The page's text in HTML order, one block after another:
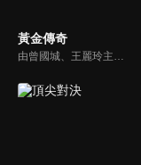
黃金傳奇
由曾國城、王麗玲主持，許多人記憶中的經典外景綜藝節目之一。每次闖關成功的隊伍，可獲得藏寶圖；拼湊出完整藏寶圖者，可憑著藏寶圖提示至寶箱放置處；最後以正確寶箱之正確答案鑰匙開啟成功者，除隊長本身外的每位參賽者，即可獲得價值新台幣5萬元之黃金金牌。